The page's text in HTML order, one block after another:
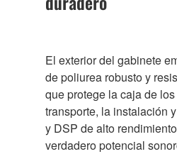
El exterior del gabinete
de poliurea robusto y
que protege la caja de
transporte, la instalación
y DSP de alto
verdadero potencial